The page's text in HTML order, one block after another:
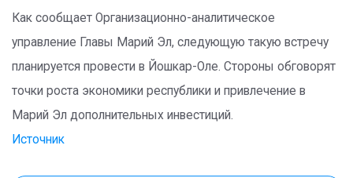
Как сообщает Организационно-аналитическое
управление Главы Марий Эл, следующую такую встречу
планируется провести в Йошкар-Оле. Стороны обговорят
точки роста экономики республики и привлечение в
Марий Эл дополнительных инвестиций.
Источник